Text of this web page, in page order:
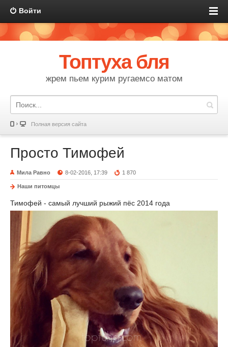
Войти
Топтуха бля
жрем пьем курим ругаемсо матом
Полная версия сайта
Просто Тимофей
Мила Равно 8-02-2016, 17:39 1 870
Наши питомцы
Тимофей - самый лучший рыжий пёс 2014 года